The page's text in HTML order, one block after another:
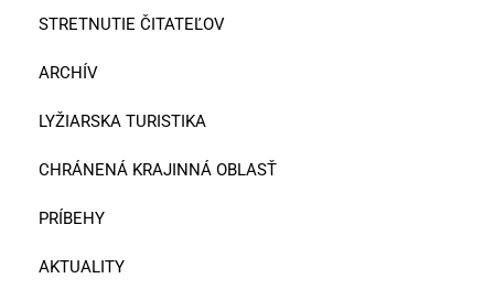
STRETNUTIE ČITATEĽOV
ARCHÍV
LYŽIARSKA TURISTIKA
CHRÁNENÁ KRAJINNÁ OBLASŤ
PRÍBEHY
AKTUALITY